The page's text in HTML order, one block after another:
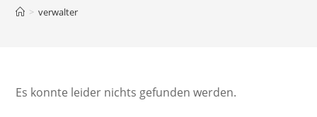
> verwalter
Es konnte leider nichts gefunden werden.